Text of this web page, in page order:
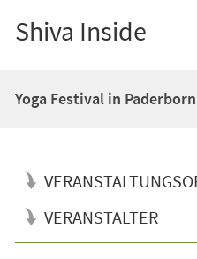
Shiva Inside
Yoga Festival in Paderborn
VERANSTALTER